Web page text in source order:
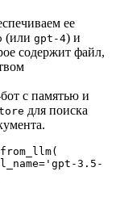
ее
(или gpt-4) и
содержит файл,
с памятью и
для поиска
3.5-